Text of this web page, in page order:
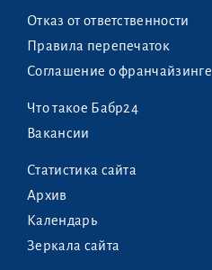
Отказ от ответственности
Правила перепечаток
Соглашение о франчайзинге
Что такое Бабр24
Вакансии
Статистика сайта
Архив
Календарь
Зеркала сайта